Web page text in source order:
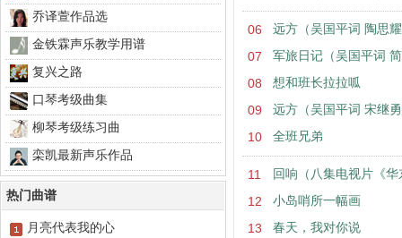
06 远方（吴国平词 陶思
07 军旅日记（吴国平词
08 想和班长拉拉呱
09 远方（吴国平词 宋继
10 全班兄弟
11 回响（八集电视片《
12 小岛哨所一幅画
13 春天，我对你说
乔译萱作品选
金铁霖声乐教学用谱
复兴之路
口琴考级曲集
柳琴考级练习曲
栾凯最新声乐作品
热门曲谱
月亮代表我的心